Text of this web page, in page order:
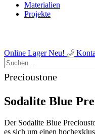
Materialien
Projekte
Online LagerNeu!
Precioustone
Sodalite Blue
Der Sodalite Blue
es sich um einen